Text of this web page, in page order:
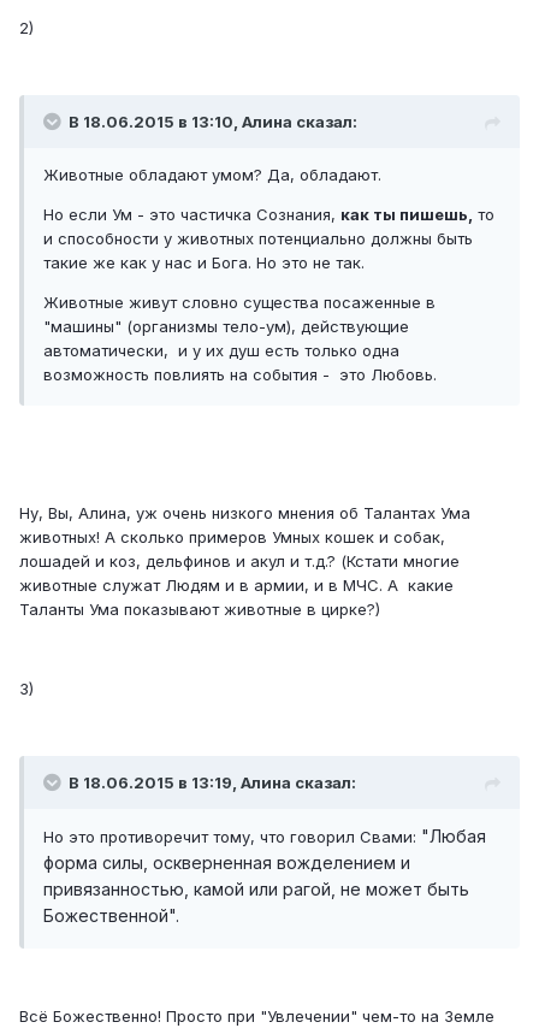
2)
В 18.06.2015 в 13:10, Алина сказал:
Животные обладают умом? Да, обладают.
Но если Ум - это частичка Сознания, как ты пишешь, то
и способности у животных потенциально должны быть
такие же как у нас и Бога. Но это не так.
Животные живут словно существа посаженные в
"машины" (организмы тело-ум), действующие
автоматически, и у их душ есть только одна
возможность повлиять на события - это Любовь.
Ну, Вы, Алина, уж очень низкого мнения об Талантах Ума
животных! А сколько примеров Умных кошек и собак,
лошадей и коз, дельфинов и акул и т.д.? (Кстати многие
животные служат Людям и в армии, и в МЧС. А какие
Таланты Ума показывают животные в цирке?)
3)
В 18.06.2015 в 13:19, Алина сказал:
Но это противоречит тому, что говорил Свами: "Любая
форма силы, оскверненная вожделением и
привязанностью, камой или рагой, не может быть
Божественной".
Всё Божественно! Просто при "Увлечении" чем-то на Земле